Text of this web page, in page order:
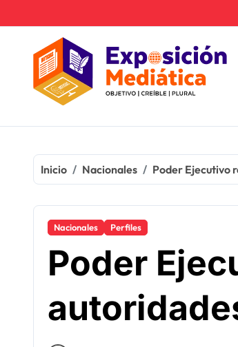
Inicio Nacionales Poder Ejecutivo
Nacionales Perfiles
Poder